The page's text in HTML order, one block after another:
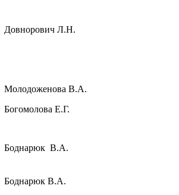
Довнорович Л.Н.
Молодоженова В.А.
Богомолова Е.Г.
Боднарюк В.А.
Боднарюк В.А.